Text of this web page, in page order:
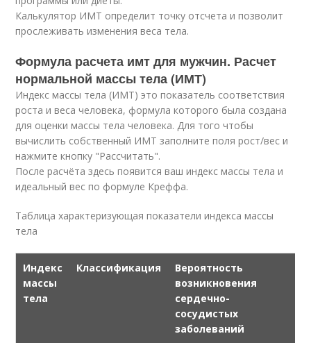
Калькулятор ИМТ определит точку отсчета и позволит
прослеживать изменения веса тела.
Формула расчета имт для мужчин. Расчет
нормальной массы тела (ИМТ)
Индекс массы тела (ИМТ) это показатель соответствия
роста и веса человека, формула которого была создана
для оценки массы тела человека. Для того чтобы
вычислить собственный ИМТ заполните поля рост/вес и
нажмите кнопку "Рассчитать".
После расчёта здесь появится ваш индекс массы тела и
идеальный вес по формуле Креффа.
Таблица характеризующая показатели индекса массы
тела
Индекс
массы
тела
Классификация
Вероятность
возникновения
сердечно-
сосудистых
заболеваний